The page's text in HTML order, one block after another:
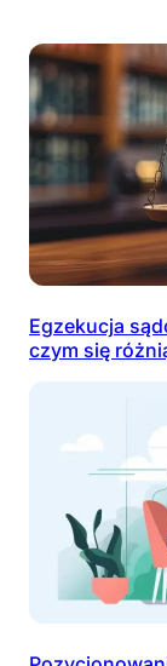
Egzekucja
czym się